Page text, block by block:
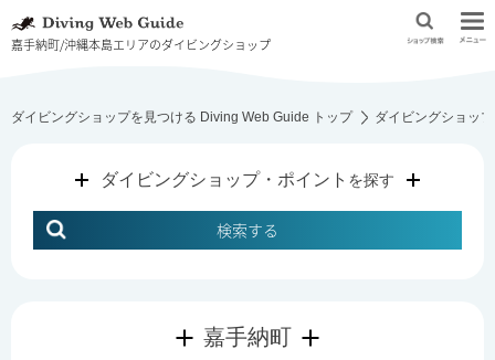
嘉手納町/沖縄本島エリアのダイビングショップ
ダイビングショップを見つける Diving Web Guide トップ ダイビングショッ
ダイビングショップ・ポイント を探す
検索する
嘉手納町